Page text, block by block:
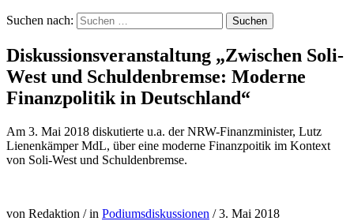
Suchen nach:
Diskussionsveranstaltung „Zwischen Soli-
West und Schuldenbremse: Moderne
Finanzpolitik in Deutschland“
Am 3. Mai 2018 diskutierte u.a. der NRW-Finanzminister, Lutz
Lienenkämper MdL, über eine moderne Finanzpoitik im Kontext
von Soli-West und Schuldenbremse.
von Redaktion /in Podiumsdiskussionen /3. Mai 2018